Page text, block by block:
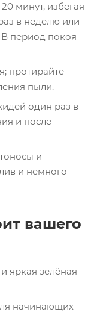
минут, избегая
в неделю или
В период покоя
протирайте
пыли.
один раз в
и после
и
и немного
вашего
яркая зелёная
начинающих